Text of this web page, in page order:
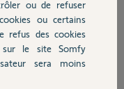
ou de refuser
ou certains
refus des cookies
sur le site Somfy
sera moins